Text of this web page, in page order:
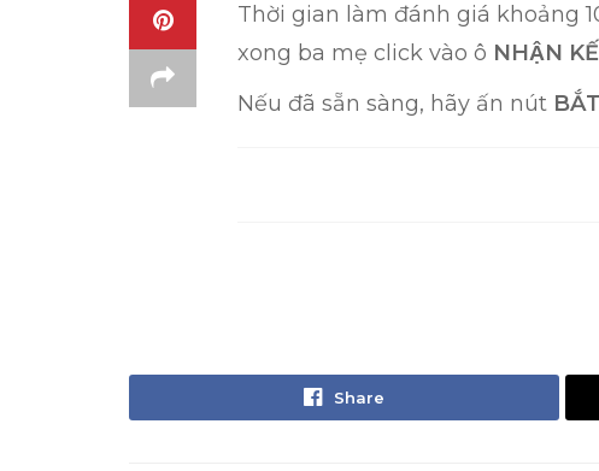
Thời gian làm đánh giá khoảng
xong ba mẹ click vào ô NHẬN
Nếu đã sẵn sàng, hãy ấn nút
Share